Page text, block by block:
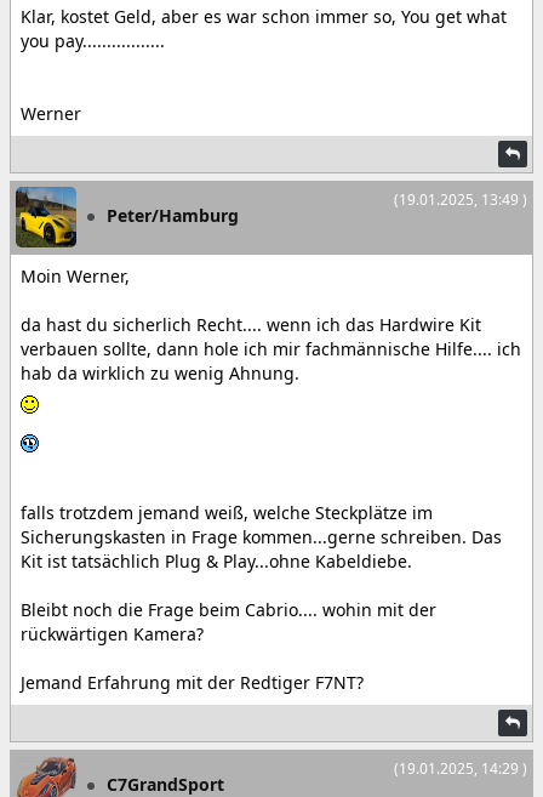
Klar, kostet Geld, aber es war schon immer so, You get what
you pay.................
Werner
(19.01.2025, 13:49 )
Peter/Hamburg
Moin Werner,
da hast du sicherlich Recht.... wenn ich das Hardwire Kit
verbauen sollte, dann hole ich mir fachmännische Hilfe.... ich
hab da wirklich zu wenig Ahnung.
falls trotzdem jemand weiß, welche Steckplätze im
Sicherungskasten in Frage kommen...gerne schreiben. Das
Kit ist tatsächlich Plug & Play...ohne Kabeldiebe.
Bleibt noch die Frage beim Cabrio.... wohin mit der
rückwärtigen Kamera?
Jemand Erfahrung mit der Redtiger F7NT?
(19.01.2025, 14:29 )
C7GrandSport